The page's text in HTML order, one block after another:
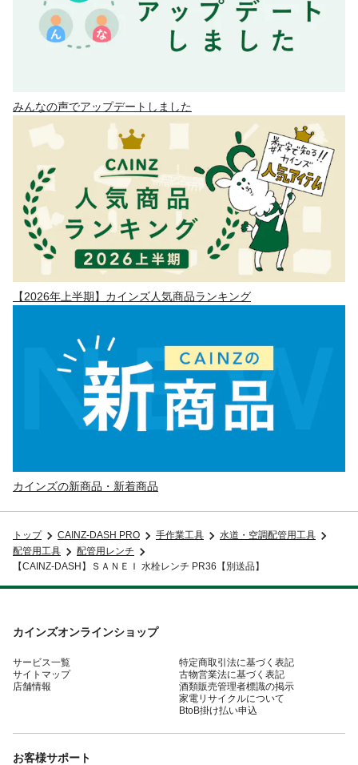
みんなの声でアップデートしました
【2026年上半期】カインズ人気商品ランキング
カインズの新商品・新着商品
トップ CAINZ-DASH PRO 手作業工具
水道・空調配管用工具
配管用工具
配管用レンチ
【CAINZ-DASH】ＳＡＮＥＩ 水栓レンチ PR36【別送品】
カインズオンラインショップ
サービス一覧
サイトマップ
店舗情報
特定商取引法に基づく表記
古物営業法に基づく表記
酒類販売管理者標識の掲示
家電リサイクルについて
BtoB掛け払い申込
お客様サポート